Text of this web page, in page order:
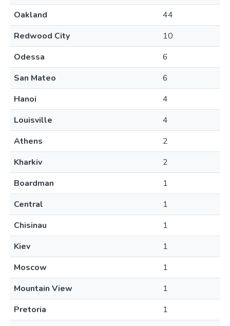
Oakland
44
Redwood City
10
Odessa
6
San Mateo
6
Hanoi
4
Louisville
4
Athens
2
Kharkiv
2
Boardman
1
Central
1
Chisinau
1
Kiev
1
Moscow
1
Mountain View
1
Pretoria
1